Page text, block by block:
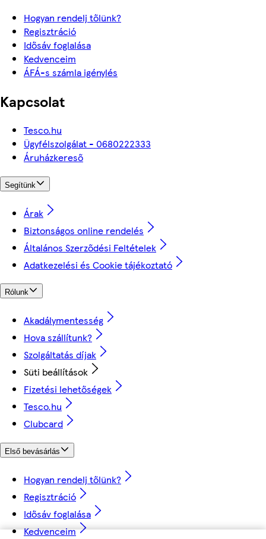
Hogyan rendelj tőlünk?
Regisztráció
Idősáv foglalása
Kedvenceim
ÁFÁ-s számla igénylés
Kapcsolat
Tesco.hu
Ügyfélszolgálat - 0680222333
Áruházkereső
Segítünk
Árak
Biztonságos online rendelés
Általános Szerződési Feltételek
Adatkezelési és Cookie tájékoztató
Rólunk
Akadálymentesség
Hova szállítunk?
Szolgáltatás díjak
Süti beállítások
Fizetési lehetőségek
Tesco.hu
Clubcard
Első bevásárlás
Hogyan rendelj tőlünk?
Regisztráció
Idősáv foglalása
Kedvenceim